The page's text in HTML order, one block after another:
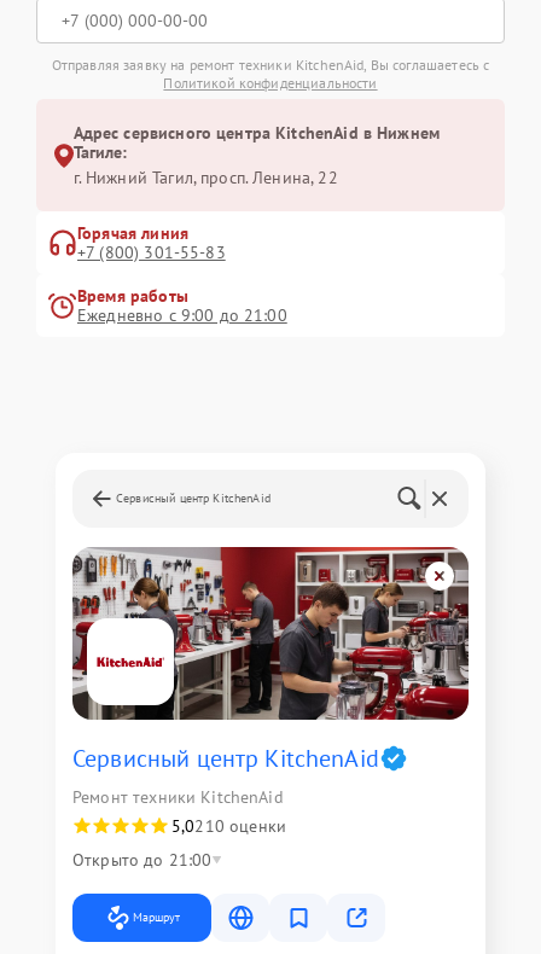
Отправляя заявку на ремонт техники KitchenAid, Вы соглашаетесь с
Политикой конфиденциальности
Адрес сервисного центра KitchenAid в Нижнем
Тагиле:
г. Нижний Тагил, просп. Ленина, 22
Горячая линия
+7 (800) 301-55-83
Время работы
Ежедневно с 9:00 до 21:00
Сервисный центр KitchenAid
Сервисный центр KitchenAid
Ремонт техники KitchenAid
5,0210 оценки
Открыто до 21:00
Маршрут